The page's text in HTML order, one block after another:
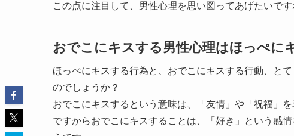
この点に注目して、男性心理を思い図ってあげたいです
おでこにキスする男性心理はほっぺに
ほっぺにキスする行為と、おでこにキスする行動、と
のでしょうか？
おでこにキスするという意味は、「友情」や「祝福」を
ですからおでこにキスすることは、「好き」という感